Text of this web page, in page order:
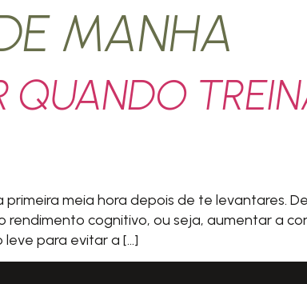
MANHA
QUANDO
meia hora depois de te levantares.
cognitivo, ou seja, aumentar a
para evitar a […]